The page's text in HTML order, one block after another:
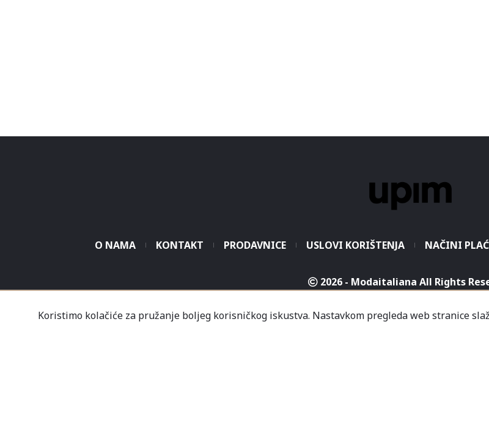
Koristimo kolačiće za pružanje boljeg korisničkog iskustva. Nastavkom pregleda web stranice
O NAMA KONTAKT PRODAVNICE USLOVI KORIŠTENJA NAČINI
2026 - Modaitaliana All Rights